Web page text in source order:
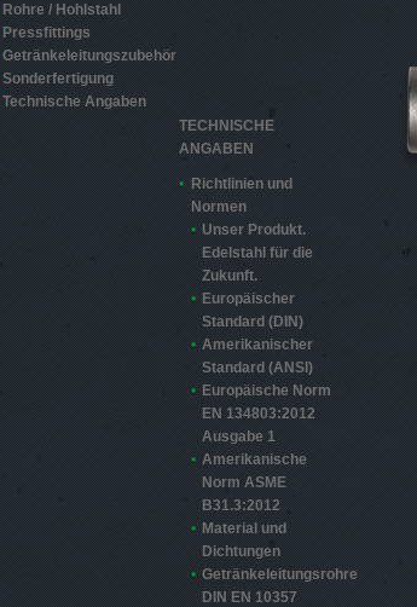
Rohre / Hohlstahl
Pressfittings
Getränkeleitungszubehör
Sonderfertigung
Technische Angaben
TECHNISCHE
ANGABEN
Richtlinien und
Normen
Unser Produkt.
Edelstahl für die
Zukunft.
Europäischer
Standard (DIN)
Amerikanischer
Standard (ANSI)
Europäische Norm
EN 13480­3:2012
Ausgabe 1
Amerikanische
Norm ASME
B31.3:2012
Material und
Dichtungen
Getränkeleitungsrohre
DIN EN 10357